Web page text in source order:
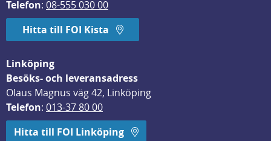
Telefon: 08-555 030 00
Hitta till FOI Kista
Linköping
Besöks- och leveransadress
Olaus Magnus väg 42, Linköping
Telefon: 013-37 80 00
Hitta till FOI Linköping